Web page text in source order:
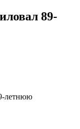
89-
летнюю